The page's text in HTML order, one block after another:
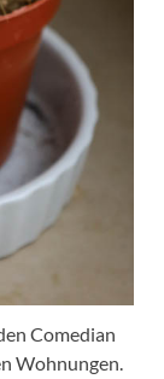
Comedian
Wohnungen.